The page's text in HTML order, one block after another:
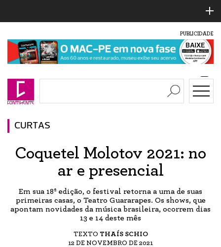
PUBLICIDADE
CURTAS
Coquetel Molotov 2021: no
ar e presencial
Em sua 18ª edição, o festival retorna a uma de suas
primeiras casas, o Teatro Guararapes. Os shows, que
apontam novidades da música brasileira, ocorrem dias
13 e 14 deste mês
TEXTO THAÍS SCHIO
12 DE NOVEMBRO DE 2021